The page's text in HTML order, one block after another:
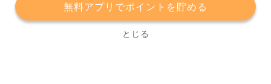
無料アプリでポイントを貯める
とじる
プライバシーポリシー 利用規約
運営会社
サービスに関してのお問い合わせ